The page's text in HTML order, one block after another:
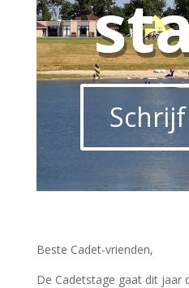
Beste Cadet-vrienden,
De Cadetstage gaat dit jaar